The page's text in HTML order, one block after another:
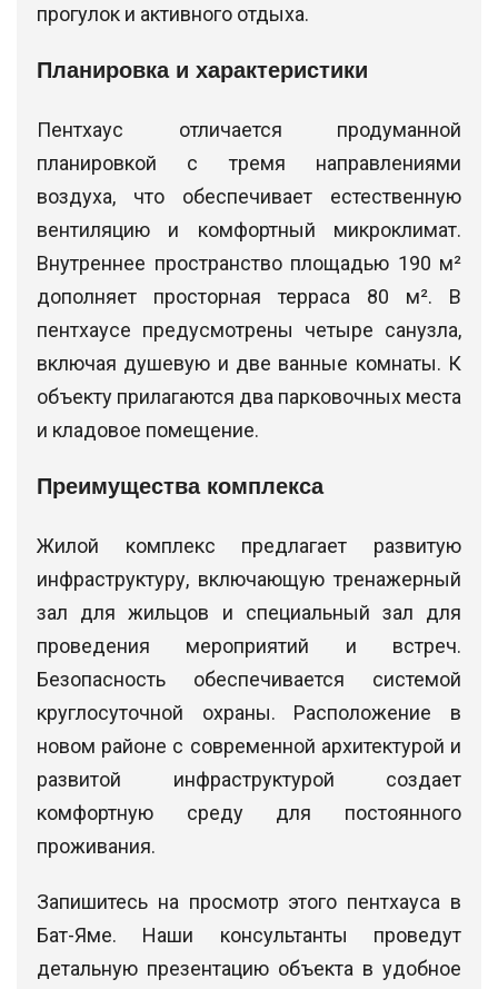
прогулок и активного отдыха.
Планировка и характеристики
Пентхаус отличается продуманной
планировкой с тремя направлениями
воздуха, что обеспечивает естественную
вентиляцию и комфортный микроклимат.
Внутреннее пространство площадью 190 м²
дополняет просторная терраса 80 м². В
пентхаусе предусмотрены четыре санузла,
включая душевую и две ванные комнаты. К
объекту прилагаются два парковочных места
и кладовое помещение.
Преимущества комплекса
Жилой комплекс предлагает развитую
инфраструктуру, включающую тренажерный
зал для жильцов и специальный зал для
проведения мероприятий и встреч.
Безопасность обеспечивается системой
круглосуточной охраны. Расположение в
новом районе с современной архитектурой и
развитой инфраструктурой создает
комфортную среду для постоянного
проживания.
Запишитесь на просмотр этого пентхауса в
Бат-Яме. Наши консультанты проведут
детальную презентацию объекта в удобное